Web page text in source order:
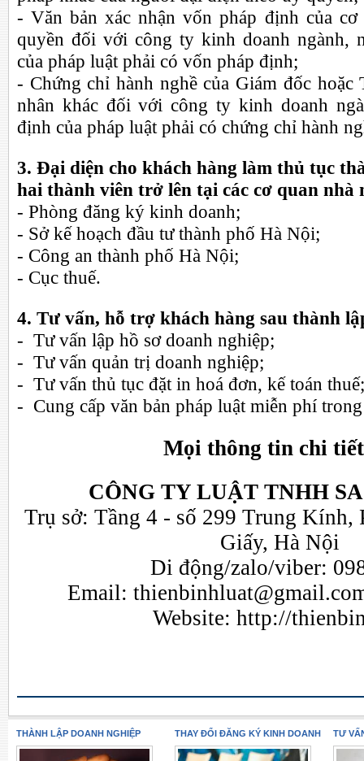
- Văn bản xác nhận vốn pháp định của
quyền đối với công ty kinh doanh ngành,
của pháp luật phải có vốn pháp định;
- Chứng chỉ hành nghề của Giám đốc hoặc
nhân khác đối với công ty kinh doanh
định của pháp luật phải có chứng chỉ hành
3. Đại diện cho khách hàng làm thủ tục
hai thành viên trở lên tại các cơ quan nhà
- Phòng đăng ký kinh doanh;
- Sở kế hoạch đầu tư thành phố Hà Nội;
- Công an thành phố Hà Nội;
- Cục thuế.
4. Tư vấn, hỗ trợ khách hàng sau thành
- Tư vấn lập hồ sơ doanh nghiệp;
- Tư vấn quản trị doanh nghiệp;
- Tư vấn thủ tục đặt in hoá đơn, kế toán thuế;
- Cung cấp văn bản pháp luật miễn phí
Mọi thông tin chi
CÔNG TY LUẬT TNHH
Trụ sở: Tầng 4 - số 299 Trung Kính,
Giấy, Hà Nội
Di động/zalo/viber:
Email:
Website:http://
THÀNH LẬP DOANH NGHIỆP THAY ĐỔI ĐĂNG KÝ KINH DOANH TƯ